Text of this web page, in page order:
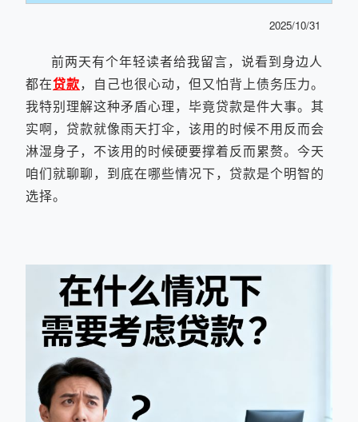
2025/10/31
前两天有个年轻读者给我留言，说看到身边人
都在贷款，自己也很心动，但又怕背上债务压力。
我特别理解这种矛盾心理，毕竟贷款是件大事。其
实啊，贷款就像雨天打伞，该用的时候不用反而会
淋湿身子，不该用的时候硬要撑着反而累赘。今天
咱们就聊聊，到底在哪些情况下，贷款是个明智的
选择。